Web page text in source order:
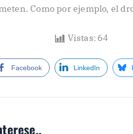
Como por ejemplo, el
Vistas: 64
Facebook LinkedIn